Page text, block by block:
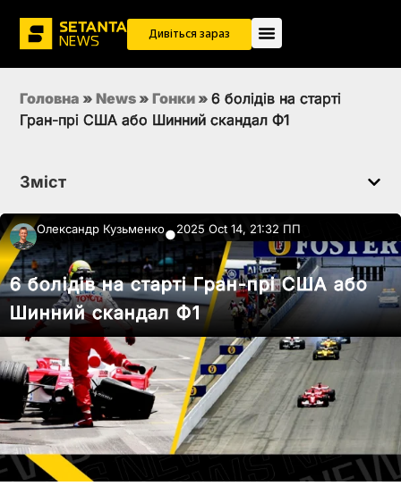
Дивіться зараз
Головна » News » Гонки » 6 болідів на старті
Гран-прі США або Шинний скандал Ф1
Зміст
Олександр Кузьменко●2025 Oct 14, 21:32 ПП
6 болідів на старті Гран-прі США або
Шинний скандал Ф1